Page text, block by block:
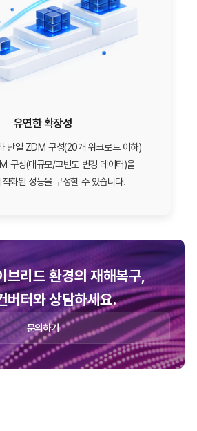
유연한 확장성
단일 ZDM 구성(20개 워크로드 이하)
구성(대규모/고빈도 변경 데이터)을
화된 성능을 구성할 수 있습니다.
브리드 환경의 재해복구,
버터와 상담하세요.
문의하기